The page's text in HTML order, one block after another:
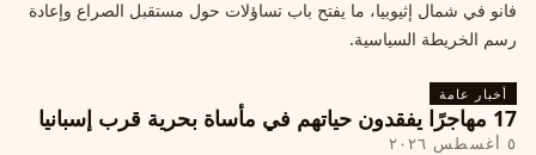
فانو في شمال إثيوبيا، ما يفتح باب تساؤلات حول مستقبل الصراع وإعادة
رسم الخريطة السياسية.
أخبار عامة
17 مهاجرًا يفقدون حياتهم في مأساة بحرية قرب إسبانيا
٥ أغسطس ٢٠٢٦